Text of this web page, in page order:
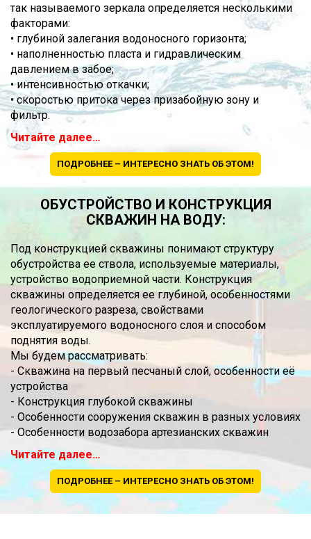
так называемого зеркала определяется несколькими
факторами:
• глубиной залегания водоносного горизонта;
• наполненностью пласта и гидравлическим
давлением в забое;
• интенсивностью откачки;
• скоростью притока через призабойную зону и
фильтр.
Читайте далее…
ПОДРОБНЕЕ – ИНТЕРЕСНО ЗНАТЬ ОБ ЭТОМ!
ОБУСТРОЙСТВО И КОНСТРУКЦИЯ
СКВАЖИН НА ВОДУ:
Под конструкцией скважины понимают структуру
обустройства ее ствола, используемые материалы,
устройство водоприемной части. Конструкция
скважины определяется ее глубиной, особенностями
геологического разреза, свойствами
эксплуатируемого водоносного слоя и способом
поднятия воды.
Мы будем рассматривать:
- Скважина на первый песчаный слой, особенности её
устройства
- Конструкция глубокой скважины
- Особенности сооружения скважин в разных условиях
- Особенности водозабора артезианских скважин
Читайте далее…
ПОДРОБНЕЕ – ИНТЕРЕСНО ЗНАТЬ ОБ ЭТОМ!